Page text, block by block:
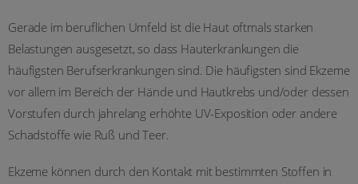
Gerade im beruflichen Umfeld ist die Haut oftmals starken
Belastungen ausgesetzt, so dass Hauterkrankungen die
häufigsten Berufserkrankungen sind. Die häufigsten sind Ekzeme
vor allem im Bereich der Hände und Hautkrebs und/oder dessen
Vorstufen durch jahrelang erhöhte UV-Exposition oder andere
Schadstoffe wie Ruß und Teer.
Ekzeme können durch den Kontakt mit bestimmten Stoffen in